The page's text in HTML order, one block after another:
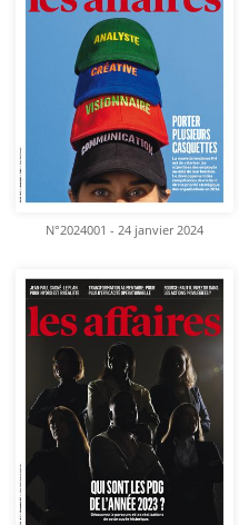
N°2024001 - 24 janvier 2024